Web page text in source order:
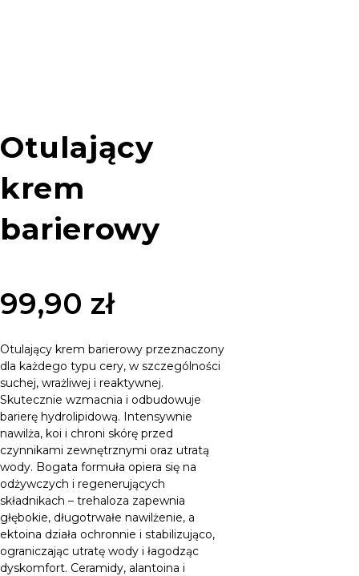
Otulający
krem
barierowy
99,90 zł
Otulający krem barierowy przeznaczony
dla każdego typu cery, w szczególności
suchej, wrażliwej i reaktywnej.
Skutecznie wzmacnia i odbudowuje
barierę hydrolipidową. Intensywnie
nawilża, koi i chroni skórę przed
czynnikami zewnętrznymi oraz utratą
wody. Bogata formuła opiera się na
odżywczych i regenerujących
składnikach – trehaloza zapewnia
głębokie, długotrwałe nawilżenie, a
ektoina działa ochronnie i stabilizująco,
ograniczając utratę wody i łagodząc
dyskomfort. Ceramidy, alantoina i